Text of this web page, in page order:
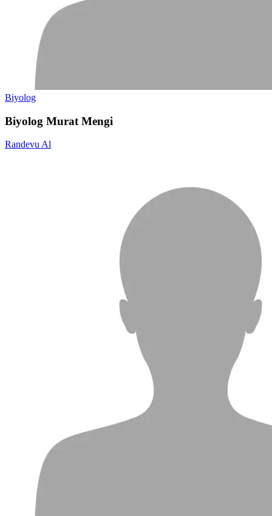
Biyolog
Biyolog Murat Mengi
Randevu Al